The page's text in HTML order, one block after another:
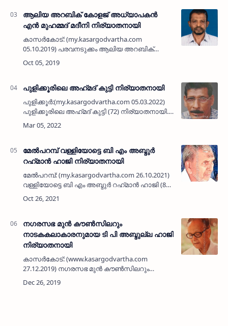
ആലിയ അറബിക് കോളജ് അധ്യാപകന്‍
എന്‍ മുഹമ്മദ് മദീനി നിര്യാതനായി
കാസര്‍കോട്: (my.kasargodvartha.com
05.10.2019) പരവനടുക്കം ആലിയ അറബിക്
കോളജ് അധ്യാപകന്‍ കൈന്താറിലെ എന്‍
മുഹമ്മദ് മദീനി (65) നിര്യാതനായി. ആലിയയിലെ
പുളിക്കൂരിലെ അഹ്‌മദ്‌ കുട്ടി നിര്യാതനായി
പുളിക്കൂർ:(my.kasargodvartha.com 05.03.2022)
പുളിക്കൂരിലെ അഹ്‌മദ്‌ കുട്ടി (72) നിര്യാതനായി.
ഒരു വർഷത്തോളമായി അസുഖം കാരണം
ചികിത്സയിലായിരുന്നു. കാസർകോട്ടെ
മേൽപറമ്പ് വള്ളിയോട്ടെ ബി എം അബ്ദുർ
റഹ്‌മാൻ ഹാജി നിര്യാതനായി
മേൽപറമ്പ്: (my.kasargodvartha.com 26.10.2021)
വള്ളിയോട്ടെ ബി എം അബ്ദുർ റഹ്‌മാൻ ഹാജി (82)
നിര്യാതനായി. പഴയ കാല കർഷകനായിരുന്നു.
നിലവിൽ മേൽപറമ്പ് മുഹ്‌യുദ്ദീൻ ജുമാ മസ്ജിദ്
നഗരസഭ മുന്‍ കൗണ്‍സിലറും
നാടകകലാകാരനുമായ ടി പി അബ്ദുല്ല ഹാജി
നിര്യാതനായി
കാസര്‍കോട്: (www.kasargodvartha.com
27.12.2019) നഗരസഭ മുന്‍ കൗണ്‍സിലറും
നാടകകലാകാരനും സഹൃദയനുമായ ടി പി
അബ്ദുല്ല ഹാജി(94) എന്ന അന്തച്ച